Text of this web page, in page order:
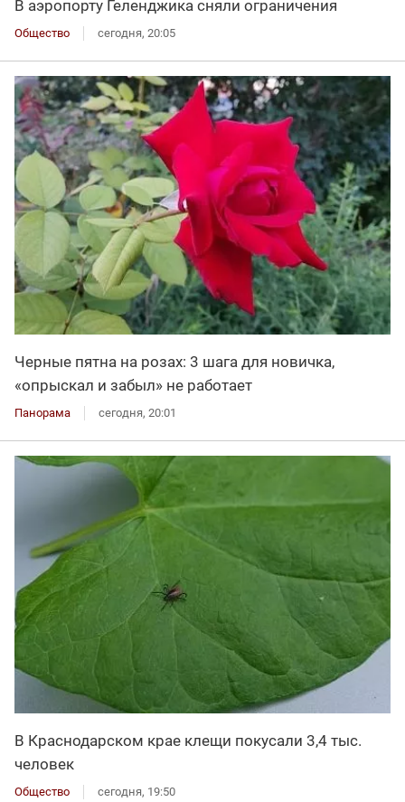
В аэропорту Геленджика сняли ограничения
Общество сегодня, 20:05
Черные пятна на розах: 3 шага для новичка,
«опрыскал и забыл» не работает
Панорама сегодня, 20:01
В Краснодарском крае клещи покусали 3,4 тыс.
человек
Общество сегодня, 19:50